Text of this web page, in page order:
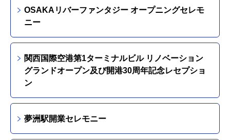
OSAKAリバーファンタジー オープニングセレモ
ニー
関西国際空港第1ターミナルビル リノベーション
グランドオープン及び開港30周年記念レセプショ
ン
夢洲駅開業セレモニー